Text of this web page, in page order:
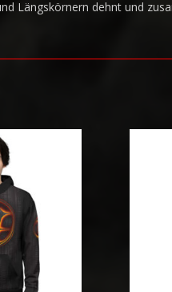
Längskörnern dehnt und